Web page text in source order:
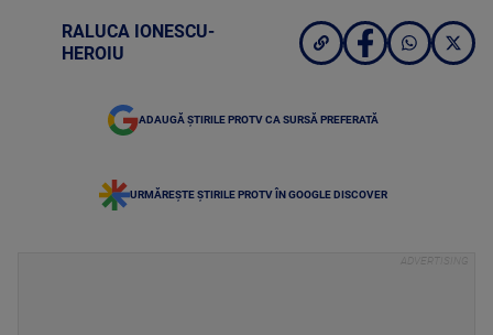
RALUCA IONESCU-
HEROIU
ADAUGĂ ȘTIRILE PROTV CA SURSĂ PREFERATĂ
URMĂREȘTE ȘTIRILE PROTV ÎN GOOGLE DISCOVER